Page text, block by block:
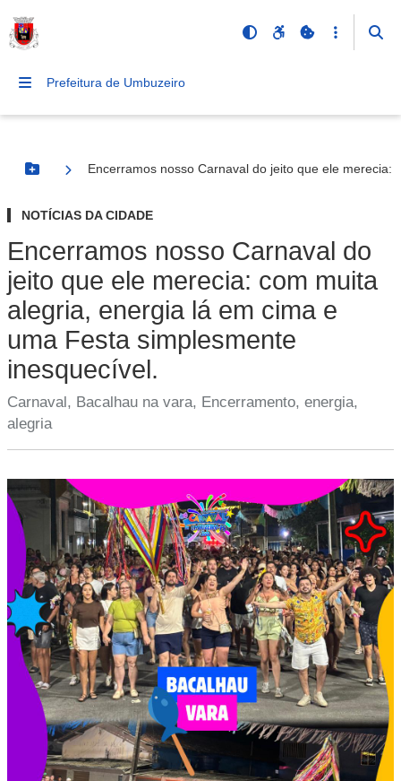
Prefeitura de Umbuzeiro
Botão Menu
Encerramos nosso Carnaval do jeito que ele
NOTÍCIAS DA CIDADE
Encerramos nosso Carnaval do
jeito que ele merecia: com muita
alegria, energia lá em cima e
uma Festa simplesmente
inesquecível.
Carnaval, Bacalhau na vara, Encerramento, energia,
alegria